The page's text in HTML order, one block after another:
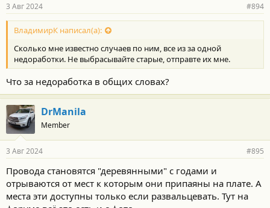
о
с
т
:
3 Авг 2024 #894
ВладимирК написал(а):
Сколько мне известно случаев по ним, все из за одной
недоработки. Не выбрасывайте старые, отправте их мне.
Что за недоработка в общих словах?
DrManila
Member
3 Авг 2024 #895
Провода становятся "деревянными" с годами и
отрываются от мест к которым они припаяны на плате. А
места эти доступны только если развальцевать. Тут на